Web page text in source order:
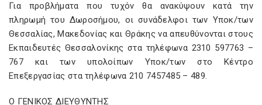
Για προβλήματα που τυχόν θα ανακύψουν κατά την
πληρωμή του Δωροσήμου, οι συνάδελφοι των Υποκ/των
Θεσσαλίας, Μακεδονίας και Θράκης να απευθύνονται στους
Εκπαιδευτές Θεσσαλονίκης στα τηλέφωνα 2310 597763 –
767 και των υπολοίπων Υποκ/των στο Κέντρο
Επεξεργασίας στα τηλέφωνα 210 7457485 – 489.
Ο ΓΕΝΙΚΟΣ ΔΙΕΥΘΥΝΤΗΣ